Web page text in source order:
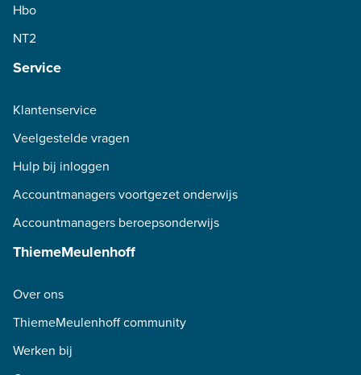
Hbo
NT2
Service
Klantenservice
Veelgestelde vragen
Hulp bij inloggen
Accountmanagers voortgezet onderwijs
Accountmanagers beroepsonderwijs
ThiemeMeulenhoff
Over ons
ThiemeMeulenhoff community
Werken bij